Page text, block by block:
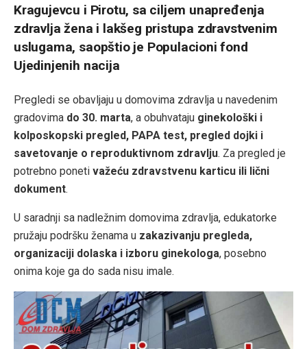
Kragujevcu i Pirotu, sa ciljem unapređenja
zdravlja žena i lakšeg pristupa zdravstvenim
uslugama, saopštio je Populacioni fond
Ujedinjenih nacija
Pregledi se obavljaju u domovima zdravlja u navedenim
gradovima do 30. marta, a obuhvataju ginekološki i
kolposkopski pregled, PAPA test, pregled dojki i
savetovanje o reproduktivnom zdravlju. Za pregled je
potrebno poneti važeću zdravstvenu karticu ili lični
dokument.
U saradnji sa nadležnim domovima zdravlja, edukatorke
pružaju podršku ženama u zakazivanju pregleda,
organizaciji dolaska i izboru ginekologa, posebno
onima koje ga do sada nisu imale.